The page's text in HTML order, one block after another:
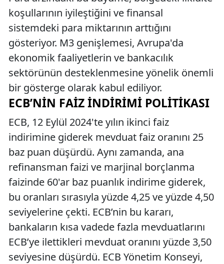
koşullarının iyileştiğini ve finansal
sistemdeki para miktarının arttığını
gösteriyor. M3 genişlemesi, Avrupa'da
ekonomik faaliyetlerin ve bankacılık
sektörünün desteklenmesine yönelik önemli
bir gösterge olarak kabul ediliyor.
ECB’NIN FAIZ İNDIRIMI POLITIKASI
ECB, 12 Eylül 2024'te yılın ikinci faiz
indirimine giderek mevduat faiz oranını 25
baz puan düşürdü. Aynı zamanda, ana
refinansman faizi ve marjinal borçlanma
faizinde 60'ar baz puanlık indirime giderek,
bu oranları sırasıyla yüzde 4,25 ve yüzde 4,50
seviyelerine çekti. ECB’nin bu kararı,
bankaların kısa vadede fazla mevduatlarını
ECB’ye ilettikleri mevduat oranını yüzde 3,50
seviyesine düşürdü. ECB Yönetim Konseyi,